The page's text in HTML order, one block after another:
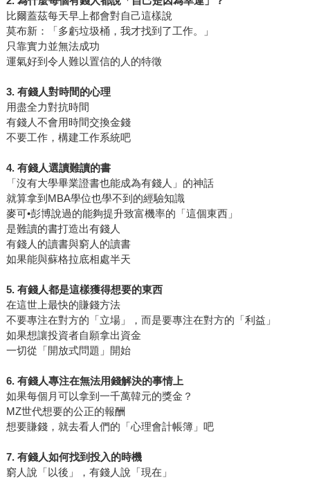
比爾蓋茲每天早上都會對自己這樣說
莫布新：「多虧垃圾桶，我才找到了工作。」
只靠實力並無法成功
運氣好到令人難以置信的人的特徵
3. 有錢人對時間的心理
用盡全力對抗時間
有錢人不會用時間交換金錢
不要工作，構建工作系統吧
4. 有錢人選讀難讀的書
「沒有大學畢業證書也能成為有錢人」的神話
就算拿到MBA學位也學不到的經驗知識
麥可•彭博說過的能夠提升致富機率的「這個東西」
是難讀的書打造出有錢人
有錢人的讀書與窮人的讀書
如果能與蘇格拉底相處半天
5. 有錢人都是這樣獲得想要的東西
在這世上最快的賺錢方法
不要專注在對方的「立場」，而是要專注在對方的「利益」
如果想讓投資者自願拿出資金
一切從「開放式問題」開始
6. 有錢人專注在無法用錢解決的事情上
如果每個月可以拿到一千萬韓元的獎金？
MZ世代想要的公正的報酬
想要賺錢，就去看人們的「心理會計帳簿」吧
7. 有錢人如何找到投入的時機
窮人說「以後」，有錢人說「現在」